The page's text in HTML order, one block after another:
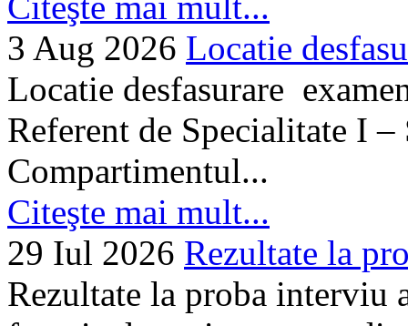
3 Aug 2026 Locatie
Locatie desfasurare
Referent de Specialitate I
Compartimentul...
Citeşte mai mult...
29 Iul 2026 Rezultate la
Rezultate la proba interviu